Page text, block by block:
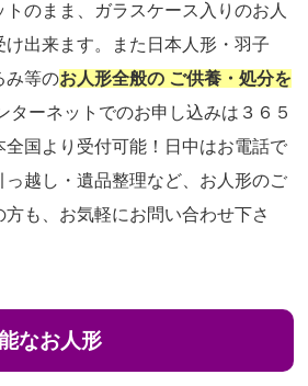
のまま、ガラスケース入りのお人
出来ます。また日本人形・羽子
み等のお人形全般の ご供養・処分を
ターネットでのお申し込みは３６５
全国より受付可能！日中はお電話で
越し・遺品整理など、お人形のご
も、お気軽にお問い合わせ下さ
能なお人形